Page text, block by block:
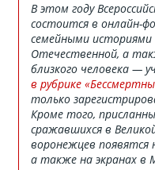
В этом году
состоится в онлайн-
семейными историями
Отечественной, а
близкого человека —
в рубрике
только
Кроме того,
сражавшихся в
воронежцев появятся
а также на экранах в